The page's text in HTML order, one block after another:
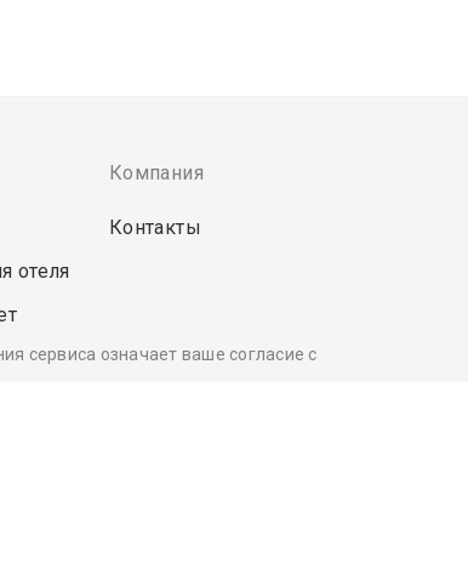
отеля
Компания
Контакты
сервиса означает ваше согласие с